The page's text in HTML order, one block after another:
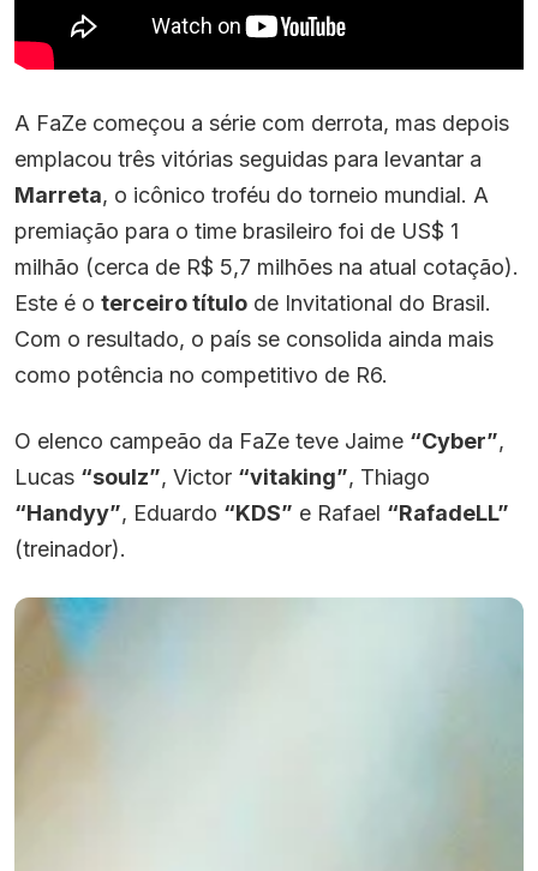
A FaZe começou a série com derrota, mas depois
emplacou três vitórias seguidas para levantar a
Marreta, o icônico troféu do torneio mundial. A
premiação para o time brasileiro foi de US$ 1
milhão (cerca de R$ 5,7 milhões na atual cotação).
Este é o terceiro título de Invitational do Brasil.
Com o resultado, o país se consolida ainda mais
como potência no competitivo de R6.
O elenco campeão da FaZe teve Jaime “Cyber”,
Lucas “soulz”, Victor “vitaking”, Thiago
“Handyy”, Eduardo “KDS” e Rafael “RafadeLL”
(treinador).